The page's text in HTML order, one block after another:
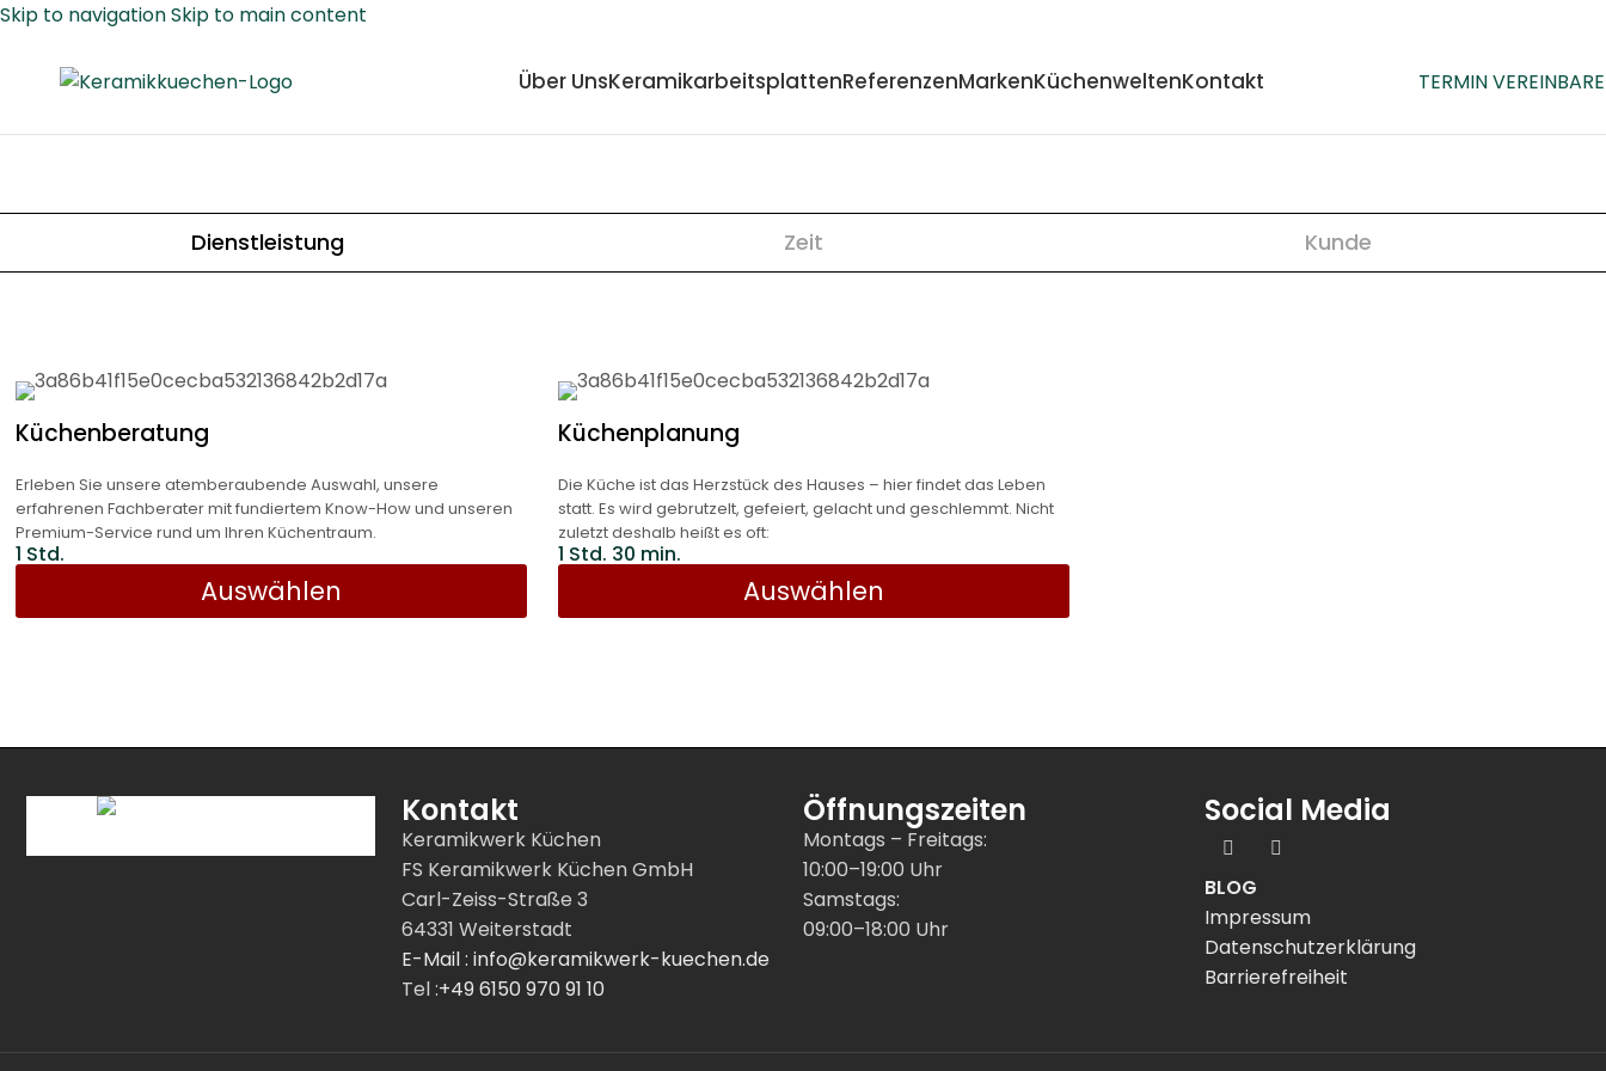
Skip to navigationSkip to main content
Über UnsKeramikarbeitsplattenReferenzenMarkenKüchenweltenKontakt TERMIN
Dienstleistung Zeit Kunde
Küchenberatung
Erleben Sie unsere atemberaubende Auswahl, unsere
erfahrenen Fachberater mit fundiertem Know-How und unseren
Premium-Service rund um Ihren Küchentraum.
1 Std.
Auswählen
Küchenplanung
Die Küche ist das Herzstück des Hauses – hier findet das Leben
statt. Es wird gebrutzelt, gefeiert, gelacht und geschlemmt. Nicht
zuletzt deshalb heißt es oft:
1 Std. 30 min.
Auswählen
Kontakt
Keramikwerk Küchen
FS Keramikwerk Küchen GmbH
Carl-Zeiss-Straße 3
64331 Weiterstadt
E-Mail : info@keramikwerk-kuechen.de
Tel :+49 6150 970 91 10
Öffnungszeiten
Montags – Freitags:
10:00–19:00 Uhr
Samstags:
09:00–18:00 Uhr
Social Media
BLOG
Impressum
Datenschutzerklärung
Barrierefreiheit